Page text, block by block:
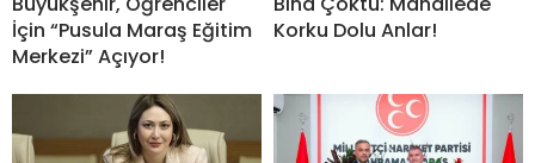
İçin “Pusula Maraş Eğitim
Merkezi” Açıyor!
Korku Dolu Anlar!